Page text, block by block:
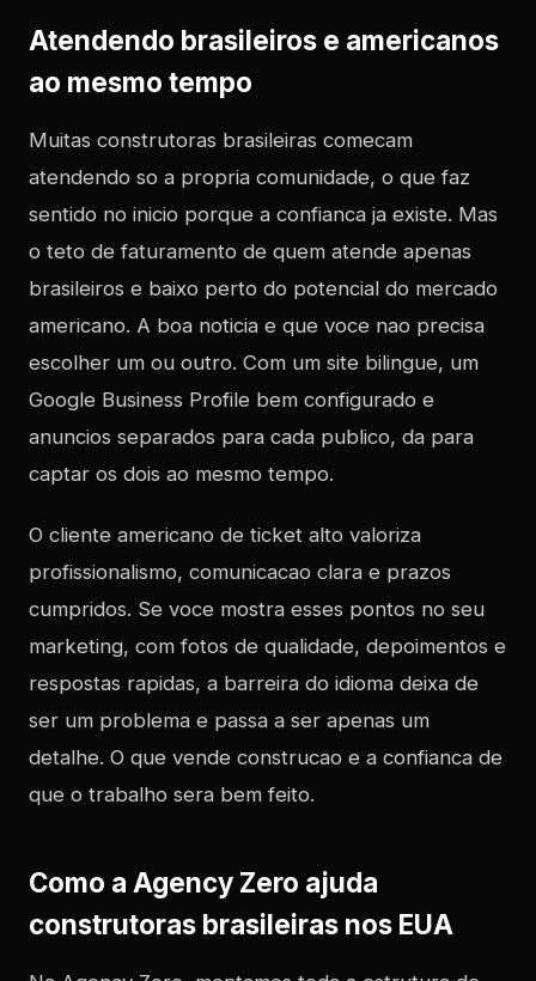
Atendendo brasileiros e americanos
ao mesmo tempo
Muitas construtoras brasileiras comecam
atendendo so a propria comunidade, o que faz
sentido no inicio porque a confianca ja existe. Mas
o teto de faturamento de quem atende apenas
brasileiros e baixo perto do potencial do mercado
americano. A boa noticia e que voce nao precisa
escolher um ou outro. Com um site bilingue, um
Google Business Profile bem configurado e
anuncios separados para cada publico, da para
captar os dois ao mesmo tempo.
O cliente americano de ticket alto valoriza
profissionalismo, comunicacao clara e prazos
cumpridos. Se voce mostra esses pontos no seu
marketing, com fotos de qualidade, depoimentos e
respostas rapidas, a barreira do idioma deixa de
ser um problema e passa a ser apenas um
detalhe. O que vende construcao e a confianca de
que o trabalho sera bem feito.
Como a Agency Zero ajuda
construtoras brasileiras nos EUA